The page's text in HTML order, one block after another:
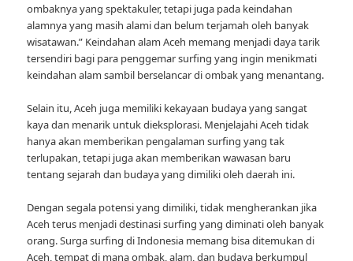
ombaknya yang spektakuler, tetapi juga pada keindahan
alamnya yang masih alami dan belum terjamah oleh banyak
wisatawan.” Keindahan alam Aceh memang menjadi daya tarik
tersendiri bagi para penggemar surfing yang ingin menikmati
keindahan alam sambil berselancar di ombak yang menantang.
Selain itu, Aceh juga memiliki kekayaan budaya yang sangat
kaya dan menarik untuk dieksplorasi. Menjelajahi Aceh tidak
hanya akan memberikan pengalaman surfing yang tak
terlupakan, tetapi juga akan memberikan wawasan baru
tentang sejarah dan budaya yang dimiliki oleh daerah ini.
Dengan segala potensi yang dimiliki, tidak mengherankan jika
Aceh terus menjadi destinasi surfing yang diminati oleh banyak
orang. Surga surfing di Indonesia memang bisa ditemukan di
Aceh, tempat di mana ombak, alam, dan budaya berkumpul